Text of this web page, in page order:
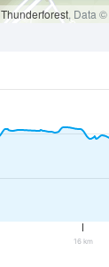
Thunderforest, Data ©
16 km